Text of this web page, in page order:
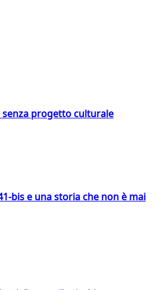
progetto culturale
bis e una storia che non è mai